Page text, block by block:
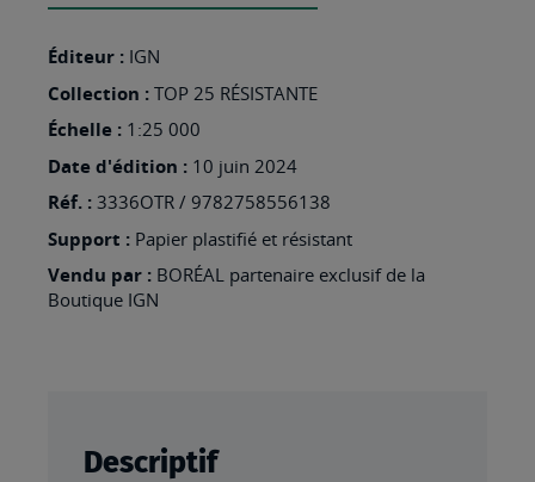
RESISTANTE
Éditeur : IGN
Collection : TOP 25 RÉSISTANTE
Échelle : 1:25 000
Date d'édition : 10 juin 2024
Réf. : 3336OTR / 9782758556138
Support : Papier plastifié et résistant
Vendu par : BORÉAL partenaire exclusif de la
Boutique IGN
Descriptif